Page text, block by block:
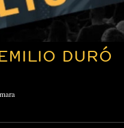
DURÓ